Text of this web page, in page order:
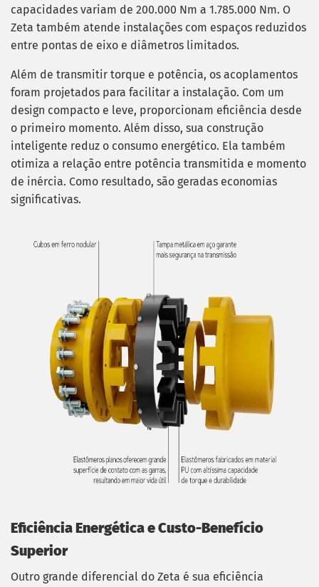
capacidades variam de 200.000 Nm a 1.785.000 Nm. O
Zeta também atende instalações com espaços reduzidos
entre pontas de eixo e diâmetros limitados.
Além de transmitir torque e potência, os acoplamentos
foram projetados para facilitar a instalação. Com um
design compacto e leve, proporcionam eficiência desde
o primeiro momento. Além disso, sua construção
inteligente reduz o consumo energético. Ela também
otimiza a relação entre potência transmitida e momento
de inércia. Como resultado, são geradas economias
significativas.
Eficiência Energética e Custo-Benefício
Superior
Outro grande diferencial do Zeta é sua eficiência